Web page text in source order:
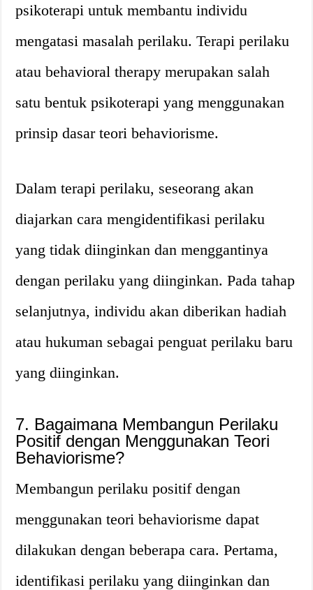
psikoterapi untuk membantu individu
mengatasi masalah perilaku. Terapi perilaku
atau behavioral therapy merupakan salah
satu bentuk psikoterapi yang menggunakan
prinsip dasar teori behaviorisme.
Dalam terapi perilaku, seseorang akan
diajarkan cara mengidentifikasi perilaku
yang tidak diinginkan dan menggantinya
dengan perilaku yang diinginkan. Pada tahap
selanjutnya, individu akan diberikan hadiah
atau hukuman sebagai penguat perilaku baru
yang diinginkan.
7. Bagaimana Membangun Perilaku
Positif dengan Menggunakan Teori
Behaviorisme?
Membangun perilaku positif dengan
menggunakan teori behaviorisme dapat
dilakukan dengan beberapa cara. Pertama,
identifikasi perilaku yang diinginkan dan